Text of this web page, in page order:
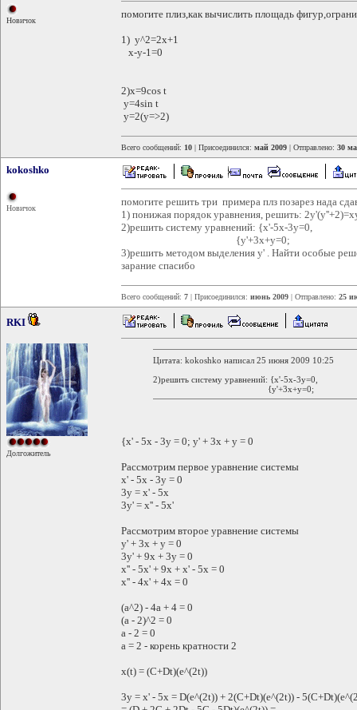
Новичок
помогите плиз,как вычислить площадь
1) y^2=2x+1
x-y-1=0
2)x=9cos t
y=4sin t
y=2(y=>2)
Всего сообщений: 10 | Присоединился: май 2009 | Отправлено: 30
kokoshko
Новичок
помогите решить три примера плз позарез нада
1) понижая порядок уравнения, решить:
2)решить систему уравнений: {x'-5x-3y=0,
{y'+3x+y=0;
3)решить методом выделения у' . Найти особые
зарание спасибо
Всего сообщений: 7 | Присоединился: июнь 2009 | Отправлено: 25
RKI
Долгожитель
Цитата: kokoshko написал 25 июня 2009 10:25
2)решить систему уравнений: {x'-5x-3y=0,
{y'+3x+y=0;
{x' - 5x - 3y = 0; y' + 3x + y = 0
Рассмотрим первое уравнение системы
x' - 5x - 3y = 0
3y = x' - 5x
3y' = x'' - 5x'
Рассмотрим второе уравнение системы
y' + 3x + y = 0
3y' + 9x + 3y = 0
x'' - 5x' + 9x + x' - 5x = 0
x'' - 4x' + 4x = 0
(a^2) - 4a + 4 = 0
(a - 2)^2 = 0
a - 2 = 0
a = 2 - корень кратности 2
x(t) = (C+Dt)(e^(2t))
3y = x' - 5x = D(e^(2t)) + 2(C+Dt)(e^(2t)) -